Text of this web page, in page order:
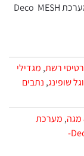
/ מערכת MESH ‏ Deco
רשת, מגדילי
שופינג, נתבים
, מערכת